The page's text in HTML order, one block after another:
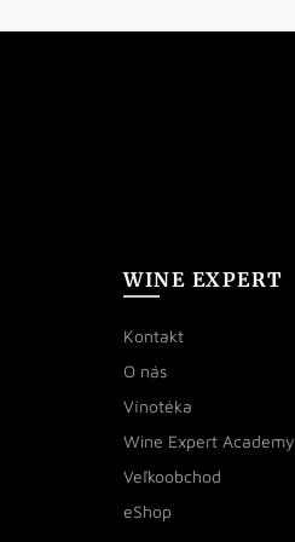
WINE EXPERT
Kontakt
O nás
Vínotéka
Wine Expert Academy
Veľkoobchod
eShop